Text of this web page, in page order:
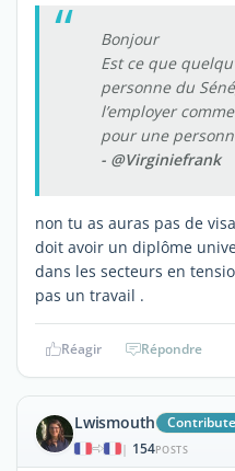
Bonjour
Est ce que
personne du
l’employer
pour une
- @Virginiefrank
non tu as auras pas de
doit avoir un diplôme
dans les secteurs en
pas un travail .
Réagir Répondre
Lwismouth
| 154POSTS